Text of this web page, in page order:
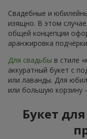
Свадебные и
изящно. В этом
общей концепции
аранжировка
Для свадьбы в стиле
аккуратный букет с
или лаванды. Для
или большую корзину
Букет